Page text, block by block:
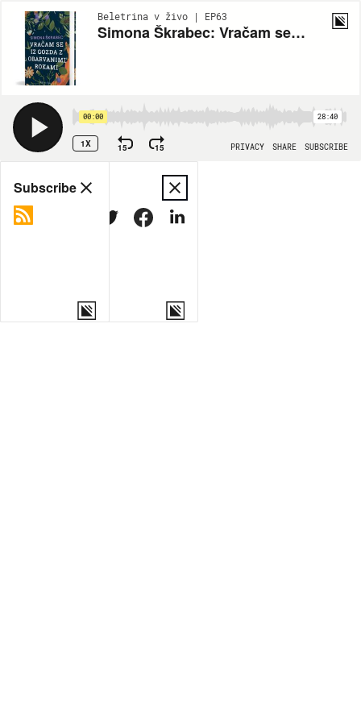
Beletrina v živo | EP63
Simona Škrabec: Vračam se iz gozda z obarvanimi rokami
00:00 28:40
1X 15 15 PRIVACY SHARE SUBSCRIBE
Share
MORE OPTIONS
Subscribe